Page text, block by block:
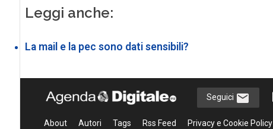
Leggi anche:
La mail e la pec sono dati sensibili?
Seguici
About Autori Tags Rss Feed Privacy e Cookie Policy